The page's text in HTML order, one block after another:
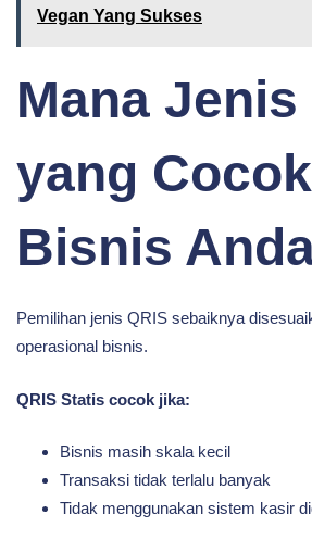
Vegan Yang Sukses
Mana Jenis
yang
Bisnis
Pemilihan jenis QRIS sebaiknya
operasional bisnis.
QRIS Statis cocok jika:
Bisnis masih skala kecil
Transaksi tidak terlalu banyak
Tidak menggunakan sistem kasir